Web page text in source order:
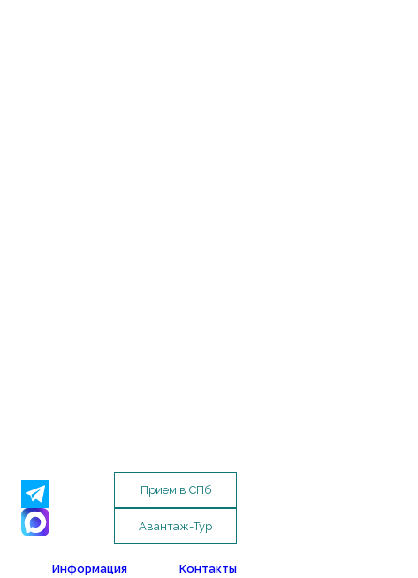
Прием в СПб
Авантаж-Тур
Информация Контакты